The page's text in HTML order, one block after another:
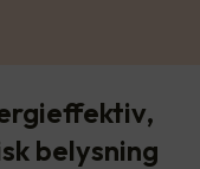
belysning